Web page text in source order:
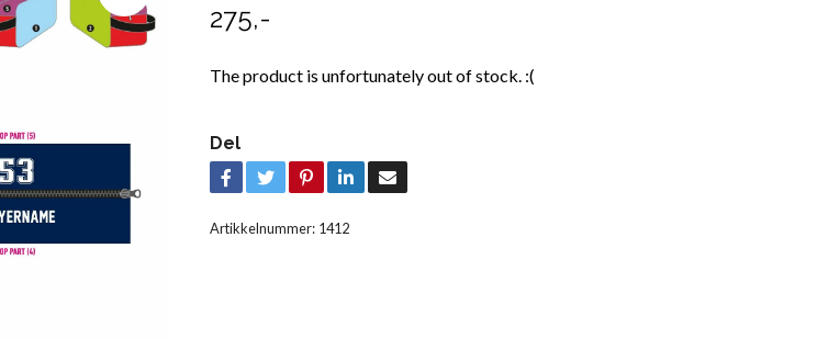
275,-
The product is unfortunately out of stock. :(
Del
Artikkelnummer: 1412